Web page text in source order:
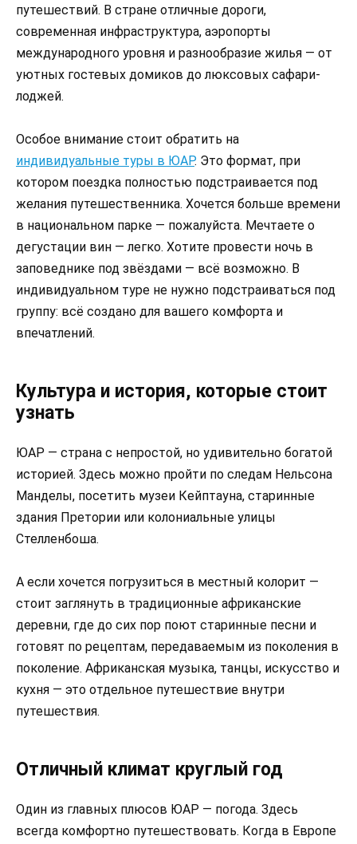
путешествий. В стране отличные дороги,
современная инфраструктура, аэропорты
международного уровня и разнообразие жилья — от
уютных гостевых домиков до люксовых сафари-
лоджей.
Особое внимание стоит обратить на
индивидуальные туры в ЮАР. Это формат, при
котором поездка полностью подстраивается под
желания путешественника. Хочется больше времени
в национальном парке — пожалуйста. Мечтаете о
дегустации вин — легко. Хотите провести ночь в
заповеднике под звёздами — всё возможно. В
индивидуальном туре не нужно подстраиваться под
группу: всё создано для вашего комфорта и
впечатлений.
Культура и история, которые стоит
узнать
ЮАР — страна с непростой, но удивительно богатой
историей. Здесь можно пройти по следам Нельсона
Манделы, посетить музеи Кейптауна, старинные
здания Претории или колониальные улицы
Стелленбоша.
А если хочется погрузиться в местный колорит —
стоит заглянуть в традиционные африканские
деревни, где до сих пор поют старинные песни и
готовят по рецептам, передаваемым из поколения в
поколение. Африканская музыка, танцы, искусство и
кухня — это отдельное путешествие внутри
путешествия.
Отличный климат круглый год
Один из главных плюсов ЮАР — погода. Здесь
всегда комфортно путешествовать. Когда в Европе